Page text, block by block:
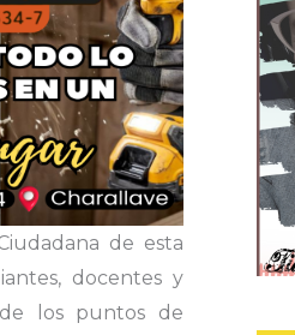
de esta
docentes y
los puntos de